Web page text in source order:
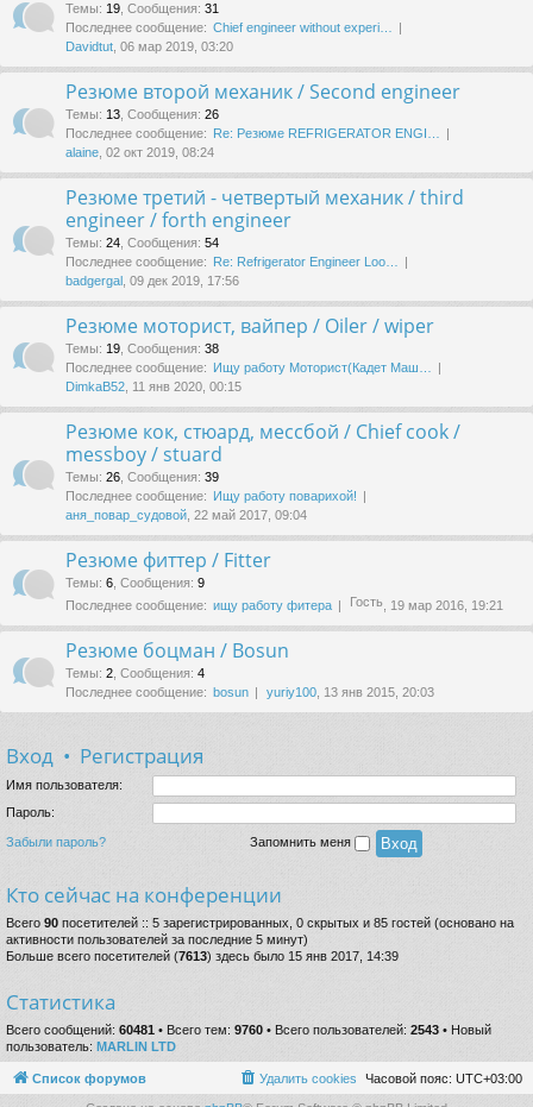
Темы: 19 Сообщения: 31
Последнее сообщение: Chief engineer without experi…
Davidtut , 06 мар 2019, 03:20
Резюме второй механик / Second engineer
Темы: 13 Сообщения: 26
Последнее сообщение: Re: Резюме REFRIGERATOR ENGI…
alaine , 02 окт 2019, 08:24
Резюме третий - четвертый механик / third
engineer / forth engineer
Темы: 24 Сообщения: 54
Последнее сообщение: Re: Refrigerator Engineer Loo…
badgergal , 09 дек 2019, 17:56
Резюме моторист, вайпер / Oiler / wiper
Темы: 19 Сообщения: 38
Последнее сообщение: Ищу работу Моторист(Кадет Маш…
DimkaB52 , 11 янв 2020, 00:15
Резюме кок, стюард, мессбой / Chief cook /
messboy / stuard
Темы: 26 Сообщения: 39
Последнее сообщение: Ищу работу поварихой!
аня_повар_судовой , 22 май 2017, 09:04
Резюме фиттер / Fitter
Темы: 6 Сообщения: 9
Последнее сообщение: ищу работу фитера Гость , 19 мар 2016, 19:21
Резюме боцман / Bosun
Темы: 2 Сообщения: 4
Последнее сообщение: bosun yuriy100 , 13 янв 2015, 20:03
Вход • Регистрация
Имя пользователя:
Пароль:
Забыли пароль? Запомнить меня
Кто сейчас на конференции
Всего 90 посетителей :: 5 зарегистрированных, 0 скрытых и 85 гостей (основано на
активности пользователей за последние 5 минут)
Больше всего посетителей (7613) здесь было 15 янв 2017, 14:39
Статистика
Всего сообщений: 60481 • Всего тем: 9760 • Всего пользователей: 2543 • Новый
пользователь: MARLIN LTD
Список форумов Часовой пояс: UTC+03:00
Удалить cookies